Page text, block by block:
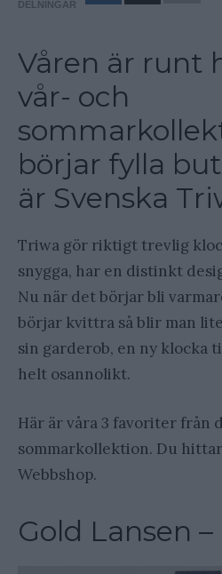
DELNINGAR
Våren är runt
vår- och
börjar fylla
är Svenska
Triwa gör riktigt trevlig
snygga, har en distinkt
Nu när det börjar bli
börjar kvittra så blir man
sin garderob, en ny klocka
helt osannolikt.
Här är våra 3 favoriter från
sommarkollektion. Du
Webbshop.
Gold Lansen